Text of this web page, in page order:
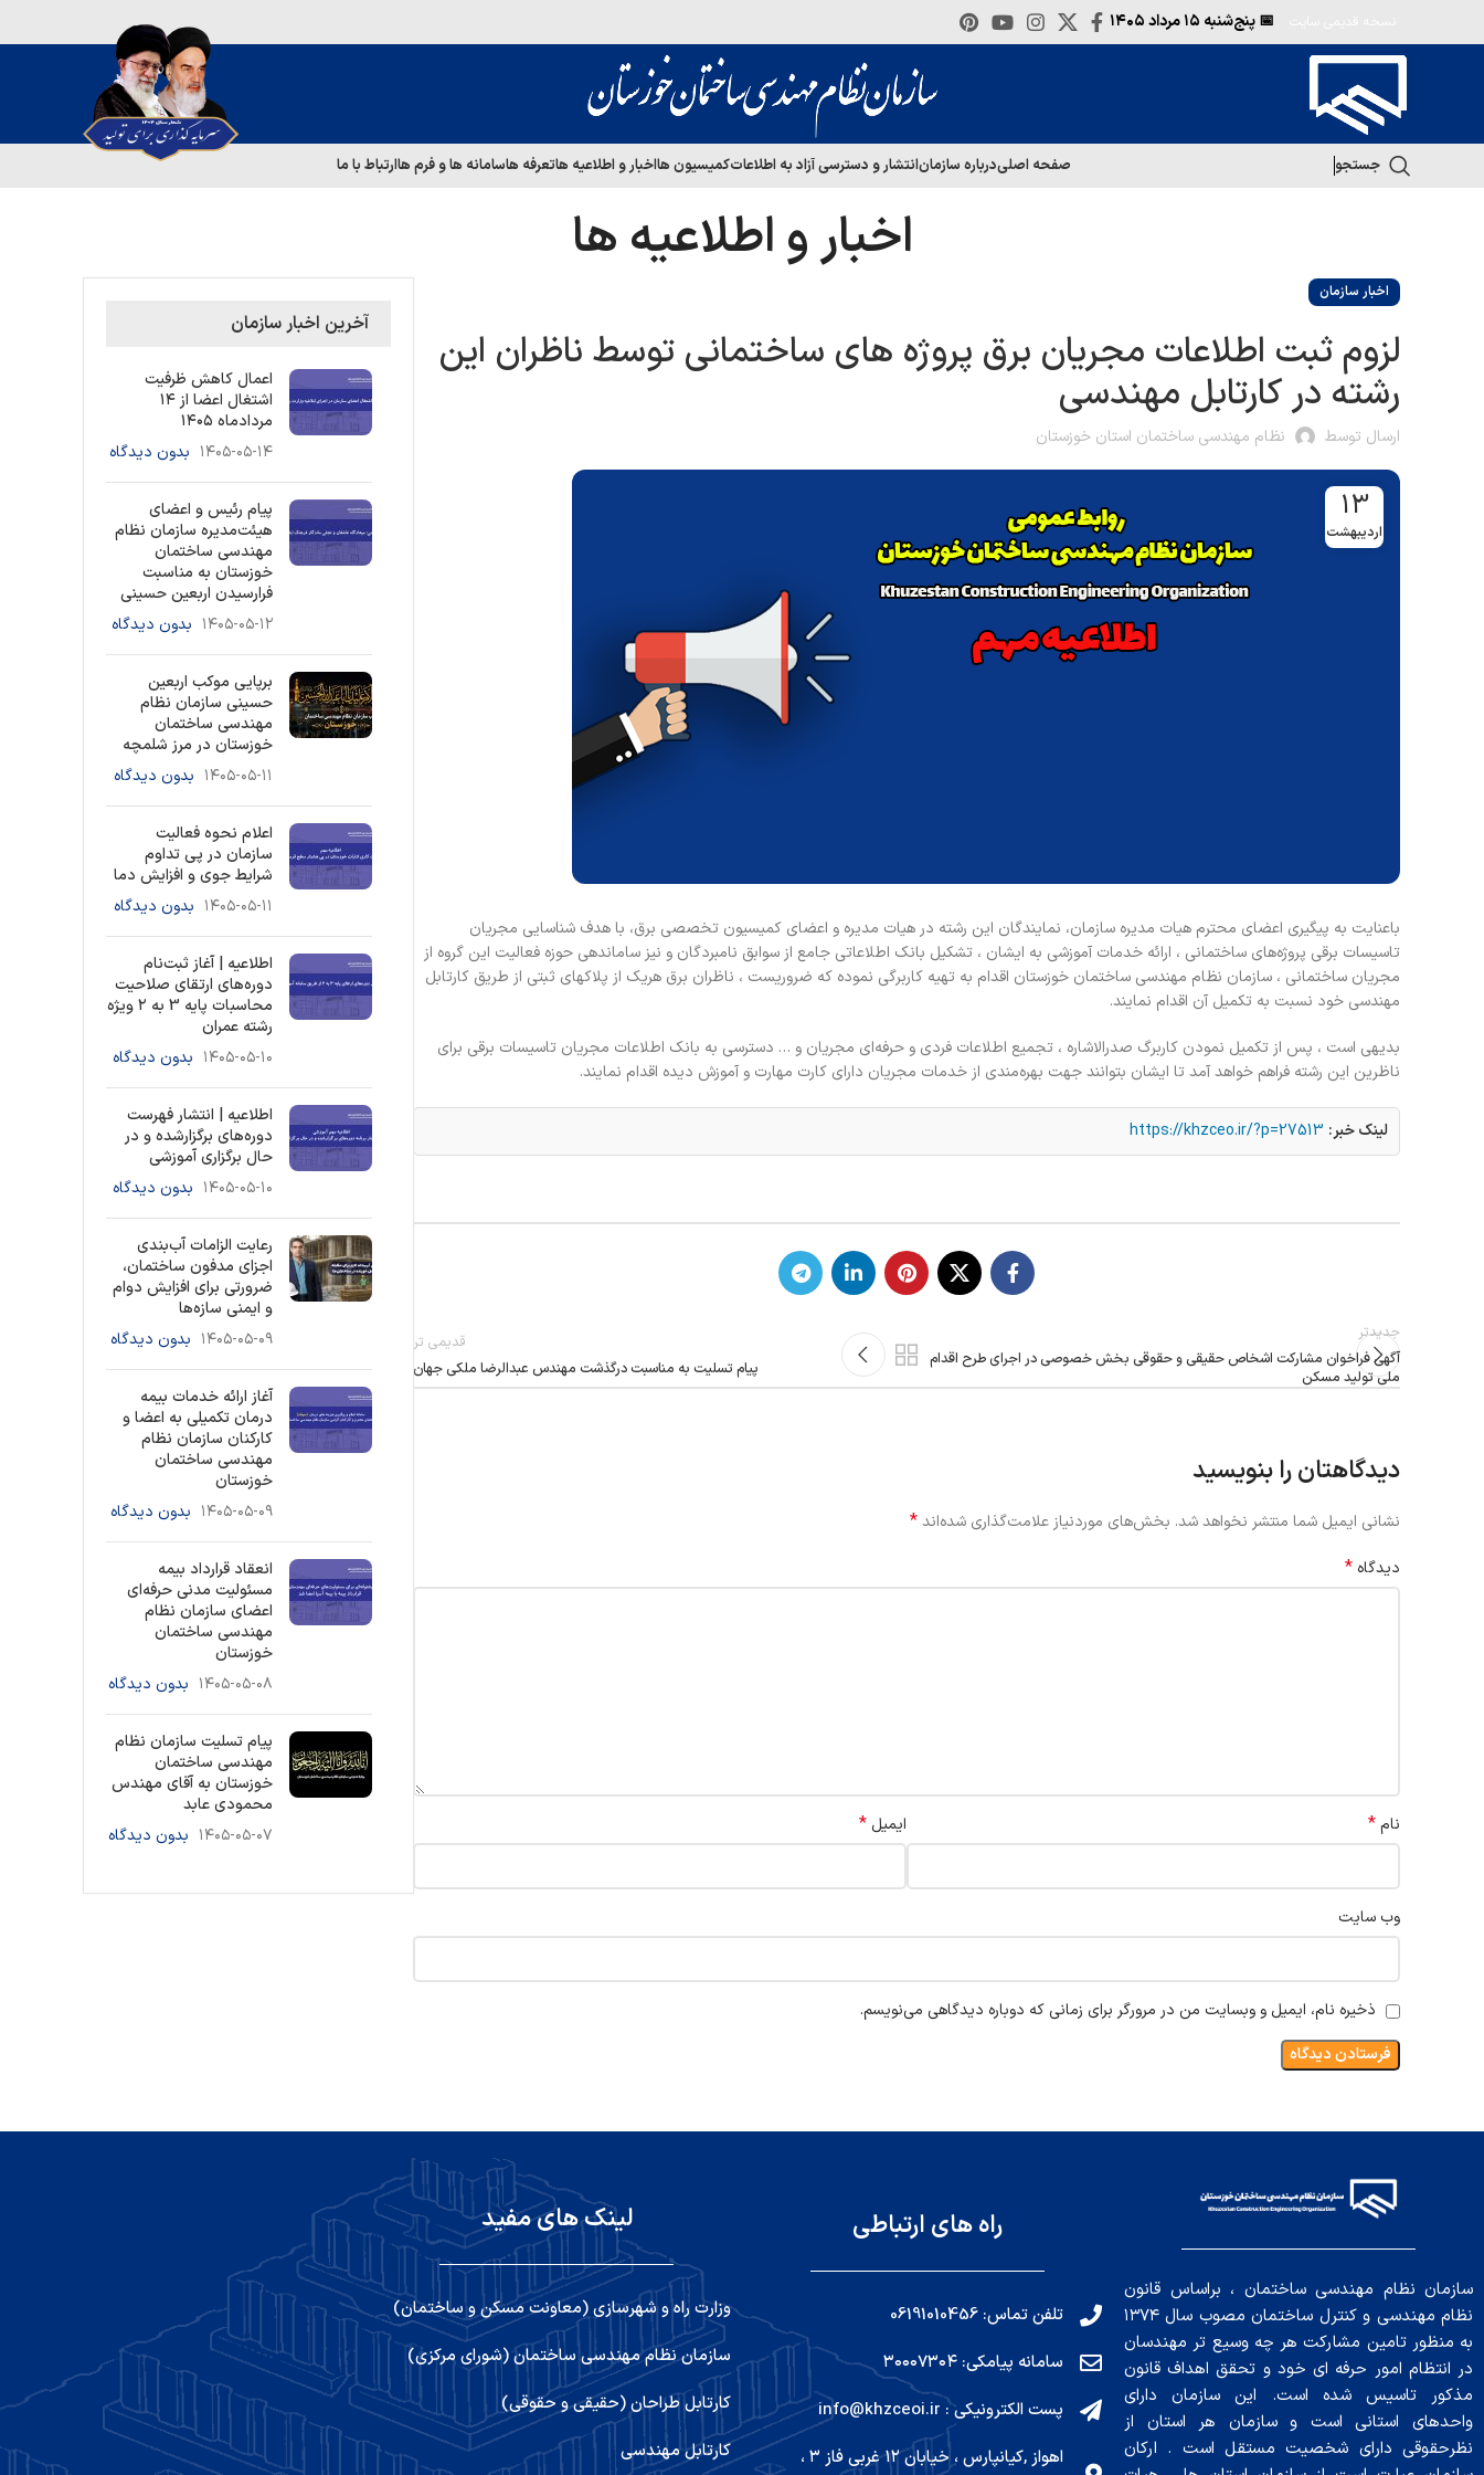
📅 پنج‌شنبه
جستجو صفحه اصلیدرباره سازمانانتشار و دسترسی آزاد به اطلاعاتکمیسیون هااخبار و اطلاعیه هاتعرفه هاسامانه ها و فرم هاارتباط با ما
اخبار و اطلاعیه ها
اخبار سازمان
لزوم ثبت اطلاعات مجریان برق پروژه های ساختمانی توسط ناظران این
رشته در کارتابل مهندسی
ارسال توسط نظام مهندسی ساختمان استان خوزستان
13
اردیبهشت
باعنایت به پیگیری اعضای محترم هیات مدیره سازمان، نمایندگان این رشته در هیات مدیره و اعضای کمیسیون تخصصی برق، با هدف شناسایی مجریان
تاسیسات برقی پروژه‌های ساختمانی ، ارائه خدمات آموزشی به ایشان ، تشکیل بانک اطلاعاتی جامع از سوابق نامبردگان و نیز ساماندهی حوزه فعالیت این گروه از
مجریان ساختمانی ، سازمان نظام مهندسی ساختمان خوزستان اقدام به تهیه کاربرگی نموده که ضروریست ، ناظران برق هریک از پلاکهای ثبتی از طریق کارتابل
مهندسی خود نسبت به تکمیل آن اقدام نمایند.
بدیهی است ، پس از تکمیل نمودن کاربرگ صدرالاشاره ، تجمیع اطلاعات فردی و حرفه‌ای مجریان و … دسترسی به بانک اطلاعات مجریان تاسیسات برقی برای
ناظرین این رشته فراهم خواهد آمد تا ایشان بتوانند جهت بهره‌مندی از خدمات مجریان دارای کارت مهارت و آموزش دیده اقدام نمایند.
لینک خبر: https://khzceo.ir/?p=27513
جدیدتر
آگهی فراخوان مشارکت اشخاص حقیقی و حقوقی بخش خصوصی در اجرای طرح اقدام
ملی تولید مسکن
قدیمی تر
پیام تسلیت به مناسبت درگذشت مهندس عبدالرضا ملکی جهان
دیدگاهتان را بنویسید
نشانی ایمیل شما منتشر نخواهد شد. بخش‌های موردنیاز علامت‌گذاری شده‌اند*
دیدگاه *
نام* ایمیل *
وب‌ سایت
ذخیره نام، ایمیل و وبسایت من در مرورگر برای زمانی که دوباره دیدگاهی می‌نویسم.
آخرین اخبار سازمان
اعمال کاهش ظرفیت
اشتغال اعضا از ۱۴
مردادماه ۱۴۰۵
۱۴۰۵-۰۵-۱۴ بدون دیدگاه
پیام رئیس و اعضای
هیئت‌مدیره سازمان نظام
مهندسی ساختمان
خوزستان به مناسبت
فرارسیدن اربعین حسینی
۱۴۰۵-۰۵-۱۲ بدون دیدگاه
برپایی موکب اربعین
حسینی سازمان نظام
مهندسی ساختمان
خوزستان در مرز شلمچه
۱۴۰۵-۰۵-۱۱ بدون دیدگاه
اعلام نحوه فعالیت
سازمان در پی تداوم
شرایط جوی و افزایش دما
۱۴۰۵-۰۵-۱۱ بدون دیدگاه
اطلاعیه | آغاز ثبت‌نام
دوره‌های ارتقای صلاحیت
محاسبات پایه 3 به ۲ ویژه
رشته عمران
۱۴۰۵-۰۵-۱۰ بدون دیدگاه
اطلاعیه | انتشار فهرست
دوره‌های برگزارشده و در
حال برگزاری آموزشی
۱۴۰۵-۰۵-۱۰ بدون دیدگاه
رعایت الزامات آب‌بندی
اجزای مدفون ساختمان،
ضرورتی برای افزایش دوام
و ایمنی سازه‌ها
۱۴۰۵-۰۵-۰۹ بدون دیدگاه
آغاز ارائه خدمات بیمه
درمان تکمیلی به اعضا و
کارکنان سازمان نظام
مهندسی ساختمان
خوزستان
۱۴۰۵-۰۵-۰۹ بدون دیدگاه
انعقاد قرارداد بیمه
مسئولیت مدنی حرفه‌ای
اعضای سازمان نظام
مهندسی ساختمان
خوزستان
۱۴۰۵-۰۵-۰۸ بدون دیدگاه
پیام تسلیت سازمان نظام
مهندسی ساختمان
خوزستان به آقای مهندس
محمودی عابد
۱۴۰۵-۰۵-۰۷ بدون دیدگاه
سازمان نظام مهندسی ساختمان ، براساس قانون
نظام مهندسی و کنترل ساختمان مصوب سال ۱۳۷۴
به منظور تامین مشارکت هر چه وسیع تر مهندسان
در انتظام امور حرفه ای خود و تحقق اهداف قانون
مذکور تاسیس شده است. این سازمان دارای
واحدهای استانی است و سازمان هر استان از
نظرحقوقی دارای شخصیت مستقل است . ارکان
راه های ارتباطی
تلفن تماس: 06191010456
سامانه پیامکی: ۳۰۰۰۷۳۰۴
پست الکترونیکی : info@khzceoi.ir
اهواز ,کیانپارس ، خیابان ۱۲ غربی فاز ۳ ،
لینک های مفید
وزارت راه و شهرسازی (معاونت مسکن و ساختمان)
سازمان نظام مهندسی ساختمان (شورای مرکزی)
کارتابل طراحان (حقیقی و حقوقی)
کارتابل مهندسی